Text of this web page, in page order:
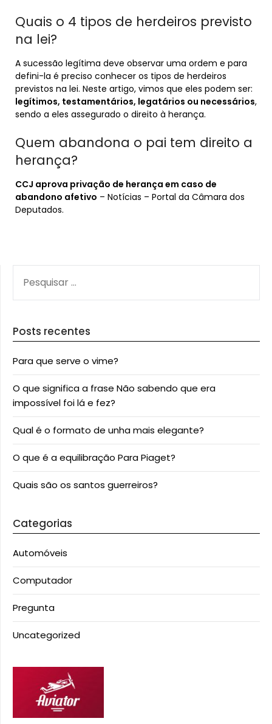
Quais o 4 tipos de herdeiros previsto
na lei?
A sucessão legítima deve observar uma ordem e para
defini-la é preciso conhecer os tipos de herdeiros
previstos na lei. Neste artigo, vimos que eles podem ser:
legítimos, testamentários, legatários ou necessários,
sendo a eles assegurado o direito à herança.
Quem abandona o pai tem direito a
herança?
CCJ aprova privação de herança em caso de
abandono afetivo – Notícias – Portal da Câmara dos
Deputados.
POR:
Posts recentes
Para que serve o vime?
O que significa a frase Não sabendo que era
impossível foi lá e fez?
Qual é o formato de unha mais elegante?
O que é a equilibração Para Piaget?
Quais são os santos guerreiros?
Categorias
Automóveis
Computador
Pregunta
Uncategorized